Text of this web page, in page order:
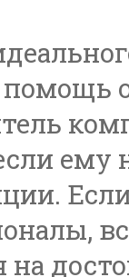
помощь
ему
на